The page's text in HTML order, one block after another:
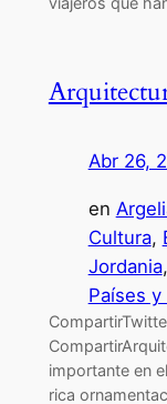
Abr 26,
en
Cultura,
Jordania,
Países y
importante en
rica